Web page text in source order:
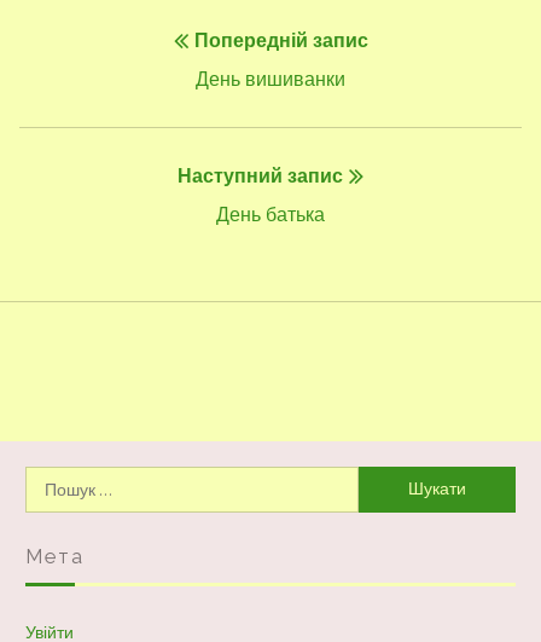
Попередній запис
Попередній
День вишиванки
Наступний запис
Наступний
День батька
Пошук:
Мета
Увійти